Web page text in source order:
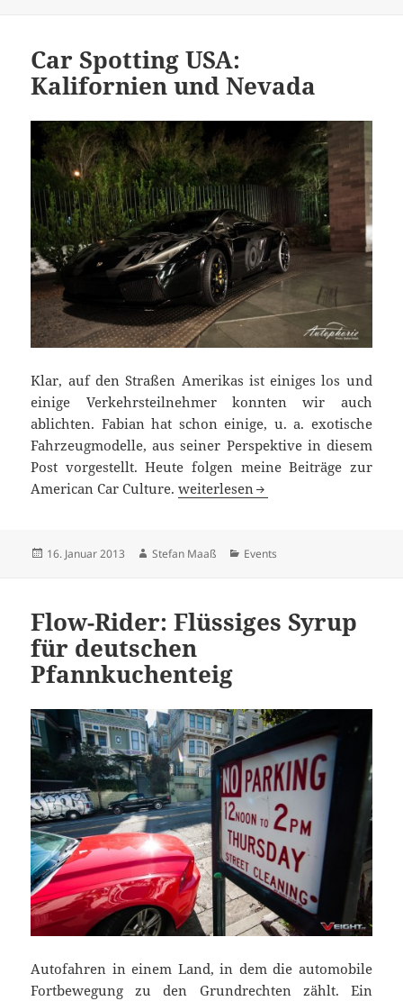
Car Spotting USA:
Kalifornien und Nevada
Klar, auf den Straßen Amerikas ist einiges los und
einige Verkehrsteilnehmer konnten wir auch
ablichten. Fabian hat schon einige, u. a. exotische
Fahrzeugmodelle, aus seiner Perspektive in diesem
Post vorgestellt. Heute folgen meine Beiträge zur
American Car Culture.Car Spotting USA: Kalifornien und
weiterlesen
Veröffentlicht
16. Januar 2013 Autor
Stefan Maaß Kategorien
Events
Flow-Rider: Flüssiges Syrup
für deutschen
Pfannkuchenteig
Autofahren in einem Land, in dem die automobile
Fortbewegung zu den Grundrechten zählt. Ein